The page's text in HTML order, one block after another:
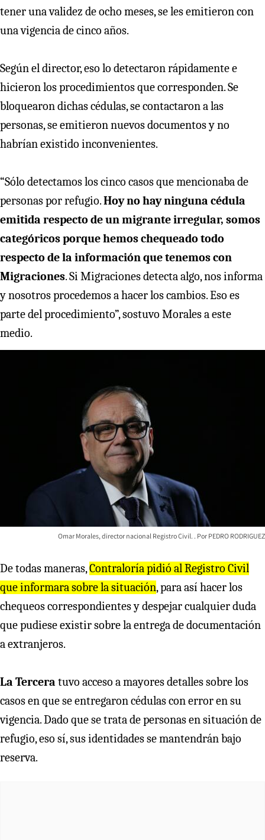
tener una validez de ocho meses, se les emitieron con
una vigencia de cinco años.
Según el director, eso lo detectaron rápidamente e
hicieron los procedimientos que corresponden. Se
bloquearon dichas cédulas, se contactaron a las
personas, se emitieron nuevos documentos y no
habrían existido inconvenientes.
“Sólo detectamos los cinco casos que mencionaba de
personas por refugio.Hoy no hay ninguna cédula
emitida respecto de un migrante irregular, somos
categóricos porque hemos chequeado todo
respecto de la información que tenemos con
Migraciones. Si Migraciones detecta algo, nos informa
y nosotros procedemos a hacer los cambios. Eso es
parte del procedimiento”, sostuvo Morales a este
medio.
Omar Morales, director nacional Registro Civil. PEDRO RODRIGUEZ
De todas maneras,Contraloría pidió al Registro Civil
que informara sobre la situación, para así hacer los
chequeos correspondientes y despejar cualquier duda
que pudiese existir sobre la entrega de documentación
a extranjeros.
La Tercera tuvo acceso a mayores detalles sobre los
casos en que se entregaron cédulas con error en su
vigencia. Dado que se trata de personas en situación de
refugio, eso sí, sus identidades se mantendrán bajo
reserva.